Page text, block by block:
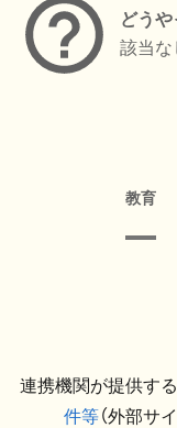
どう
該当な
教育
連携機関が提供す
件等（外部サ